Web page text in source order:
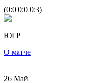
(0:0 0:0 0:3)
ЮГР
О матче
26 Май